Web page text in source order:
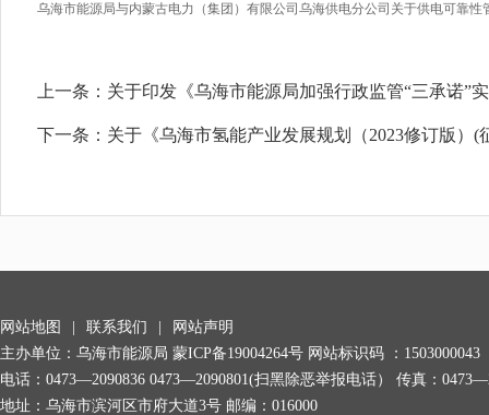
乌海市能源局与内蒙古电力（集团）有限公司乌海供电分公司关于供电可靠性
上一条： 关于印发《乌海市能源局加强行政监管“三承诺”
下一条： 关于《乌海市氢能产业发展规划（2023修订版）
网站地图 联系我们
网站声明
主办单位：乌海市能源局 蒙ICP备19004264号 网站标识码 ：1503000043
电话：0473—2090836 0473—2090801(扫黑除恶举报电话） 传真：
地址：乌海市滨河区市府大道3号 邮编：016000